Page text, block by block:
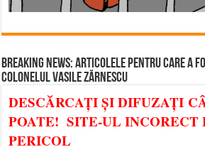
BREAKING NEWS: ARTICOLELE PENTRU CARE A
COLONELUL VASILE ZĂRNESCU
DESCĂRCAȚI ȘI DIFUZAȚI
POATE! SITE-UL INCORECT
PERICOL